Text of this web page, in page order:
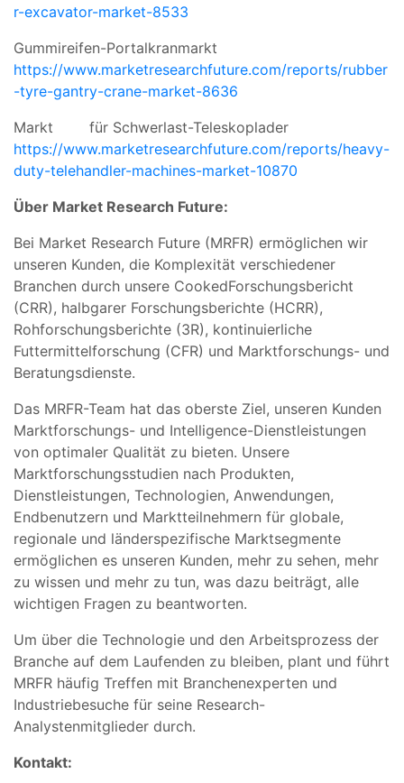
r-excavator-market-8533
Gummireifen-Portalkranmarkt
https://www.marketresearchfuture.com/reports/rubber
-tyre-gantry-crane-market-8636
Markt für Schwerlast-Teleskoplader
https://www.marketresearchfuture.com/reports/heavy-
duty-telehandler-machines-market-10870
Über Market Research Future:
Bei Market Research Future (MRFR) ermöglichen wir
unseren Kunden, die Komplexität verschiedener
Branchen durch unsere CookedForschungsbericht
(CRR), halbgarer Forschungsberichte (HCRR),
Rohforschungsberichte (3R), kontinuierliche
Futtermittelforschung (CFR) und Marktforschungs- und
Beratungsdienste.
Das MRFR-Team hat das oberste Ziel, unseren Kunden
Marktforschungs- und Intelligence-Dienstleistungen
von optimaler Qualität zu bieten. Unsere
Marktforschungsstudien nach Produkten,
Dienstleistungen, Technologien, Anwendungen,
Endbenutzern und Marktteilnehmern für globale,
regionale und länderspezifische Marktsegmente
ermöglichen es unseren Kunden, mehr zu sehen, mehr
zu wissen und mehr zu tun, was dazu beiträgt, alle
wichtigen Fragen zu beantworten.
Um über die Technologie und den Arbeitsprozess der
Branche auf dem Laufenden zu bleiben, plant und führt
MRFR häufig Treffen mit Branchenexperten und
Industriebesuche für seine Research-
Analystenmitglieder durch.
Kontakt: